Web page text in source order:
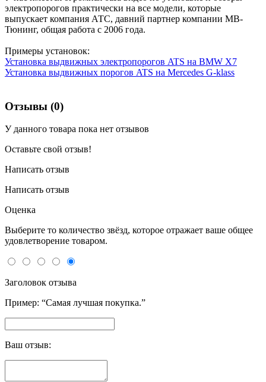
электропорогов практически на все модели, которые
выпускает компания АТС, давний партнер компании МВ-
Тюнинг, общая работа с 2006 года.
Примеры установок:
Установка выдвижных электропорогов ATS на BMW X7
Установка выдвижных порогов ATS на Mercedes G-klass
Отзывы (0)
У данного товара пока нет отзывов
Оставьте свой отзыв!
Написать отзыв
Написать отзыв
Оценка
Выберите то количество звёзд, которое отражает ваше общее
удовлетворение товаром.
Заголовок отзыва
Пример: “Самая лучшая покупка.”
Ваш отзыв: